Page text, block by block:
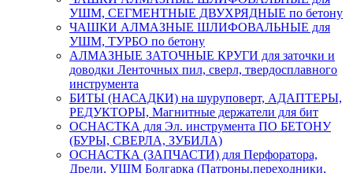
УШМ, СЕГМЕНТНЫЕ ДВУХРЯДНЫЕ по бетону
ЧАШКИ АЛМАЗНЫЕ ШЛИФОВАЛЬНЫЕ для
УШМ, ТУРБО по бетону
АЛМАЗНЫЕ ЗАТОЧНЫЕ КРУГИ для заточки и
доводки Ленточных пил, сверл, твердосплавного
инструмента
БИТЫ (НАСАДКИ) на шуруповерт, АДАПТЕРЫ,
РЕДУКТОРЫ, Магнитные держатели для бит
ОСНАСТКА для Эл. инструмента ПО БЕТОНУ
(БУРЫ, СВЕРЛА, ЗУБИЛА)
ОСНАСТКА (ЗАПЧАСТИ) для Перфоратора,
Дрели, УШМ Болгарка (Патроны,переходники,